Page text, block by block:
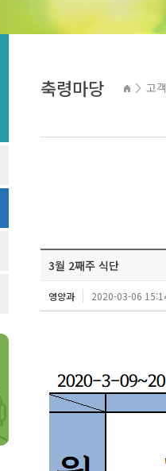
축령마당 > 고
3월 2째주 식단
영양과 2020-03-06